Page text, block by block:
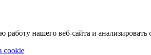
нашего веб-сайта и анализировать
cookie